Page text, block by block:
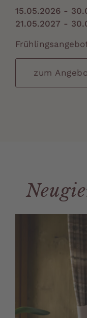
15.05.2026 -
21.05.2027 -
zum